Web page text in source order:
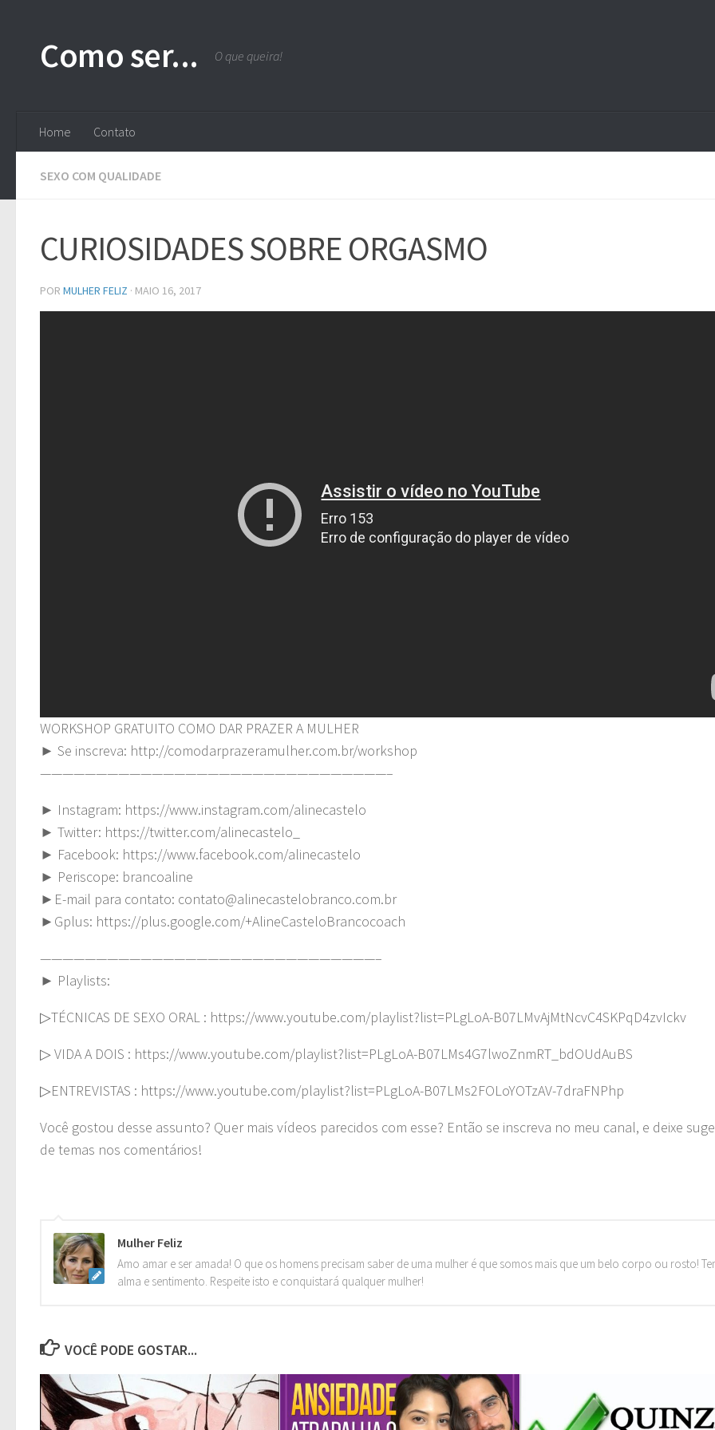
Como ser... O que queira!
Home Contato
SEXO COM QUALIDADE
CURIOSIDADES SOBRE ORGASMO
POR MULHER FELIZ · MAIO 16, 2017
WORKSHOP GRATUITO COMO DAR PRAZER A MULHER
► Se inscreva: http://comodarprazeramulher.com.br/workshop
———————————————————————————————–
► Instagram: https://www.instagram.com/alinecastelo
► Twitter: https://twitter.com/alinecastelo_
► Facebook: https://www.facebook.com/alinecastelo
► Periscope: brancoaline
►E-mail para contato: contato@alinecastelobranco.com.br
►Gplus: https://plus.google.com/+AlineCasteloBrancocoach
——————————————————————————————–
► Playlists:
▷TÉCNICAS DE SEXO ORAL : https://www.youtube.com/playlist?list=PLgLoA-B07LMvAjMtNcvC4SKPqD4zvIckv
▷ VIDA A DOIS : https://www.youtube.com/playlist?list=PLgLoA-B07LMs4G7lwoZnmRT_bdOUdAuBS
▷ENTREVISTAS : https://www.youtube.com/playlist?list=PLgLoA-B07LMs2FOLoYOTzAV-7draFNPhp
Você gostou desse assunto? Quer mais vídeos parecidos com esse? Então se inscreva no meu canal, e deixe
de temas nos comentários!
Mulher Feliz
Amo amar e ser amada! O que os homens precisam saber de uma mulher é que somos mais que um belo corpo ou rosto!
alma e sentimento. Respeite isto e conquistará qualquer mulher!
VOCÊ PODE GOSTAR...